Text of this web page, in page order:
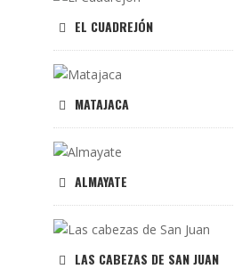
EL CUADREJÓN
MATAJACA
ALMAYATE
LAS CABEZAS DE SAN JUAN